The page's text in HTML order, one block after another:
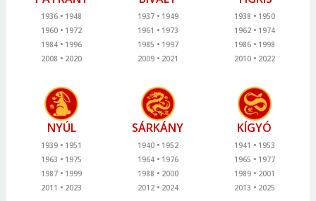
1936
1948
1960
1972
1984
1996
2008
2020
1937
1949
1961
1973
1985
1997
2009
2021
1938
1950
1962
1974
1986
1998
2010
2022
NYÚL
1939
1951
1963
1975
1987
1999
2011
2023
SÁRKÁNY
1940
1952
1964
1976
1988
2000
2012
2024
KÍGYÓ
1941
1953
1965
1977
1989
2001
2013
2025